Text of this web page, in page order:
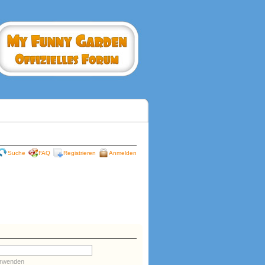
Suche FAQ Registrieren Anmelden